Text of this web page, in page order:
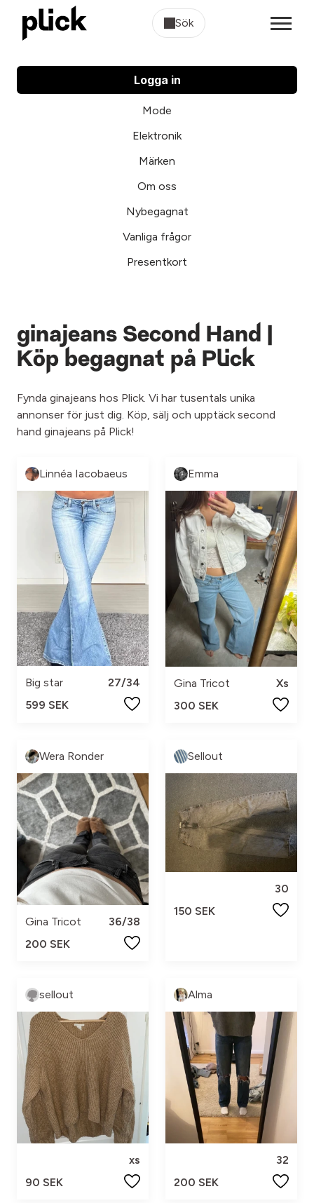
Sök
Logga in
Mode
Elektronik
Märken
Om oss
Nybegagnat
Vanliga frågor
Presentkort
ginajeans Second Hand |
Köp begagnat på Plick
Fynda ginajeans hos Plick. Vi har tusentals unika
annonser för just dig. Köp, sälj och upptäck second
hand ginajeans på Plick!
Linnéa Iacobaeus
Big star
27/34
599 SEK
Emma
Gina Tricot
Xs
300 SEK
Wera Ronder
Gina Tricot
36/38
200 SEK
Sellout
30
150 SEK
sellout
xs
90 SEK
Alma
32
200 SEK